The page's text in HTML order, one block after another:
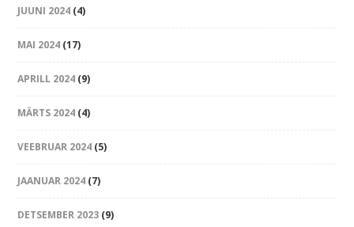
JUUNI 2024 (4)
MAI 2024 (17)
APRILL 2024 (9)
MÄRTS 2024 (4)
VEEBRUAR 2024 (5)
JAANUAR 2024 (7)
DETSEMBER 2023 (9)